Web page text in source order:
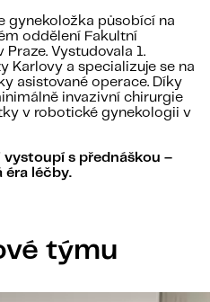
gynekoložka působící na
oddělení Fakultní
Vystudovala 1.
Karlovy a specializuje se na
asistované operace. Díky
invazivní chirurgie
v robotické gynekologii v
vystoupí s přednáškou –
éra léčby.
týmu